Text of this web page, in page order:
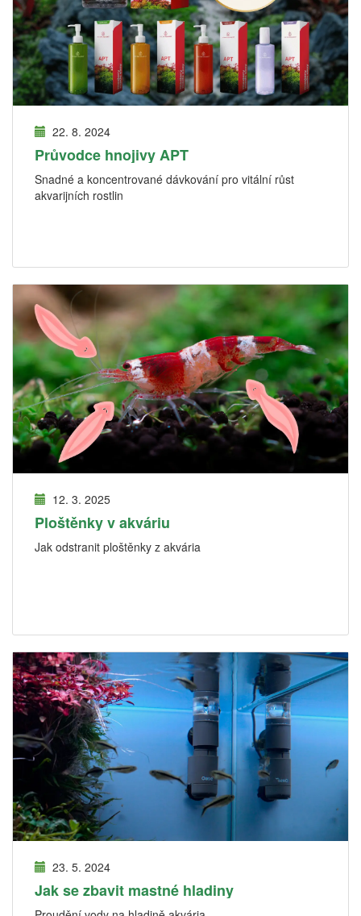
22. 8. 2024
Průvodce hnojivy APT
Snadné a koncentrované dávkování pro vitální růst
akvarijních rostlin
12. 3. 2025
Ploštěnky v akváriu
Jak odstranit ploštěnky z akvária
23. 5. 2024
Jak se zbavit mastné hladiny